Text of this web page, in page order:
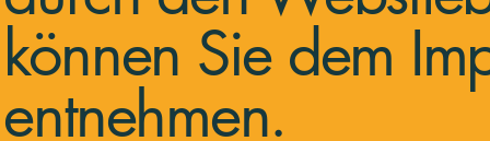
können Sie dem
entnehmen.